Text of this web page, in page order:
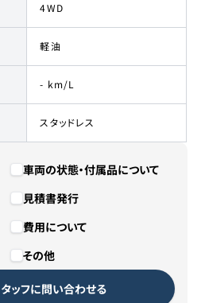
4WD
軽油
- km/L
スタッドレス
車両の状態・付属品について
見積書発行
費用について
その他
ッフに問い合わせる